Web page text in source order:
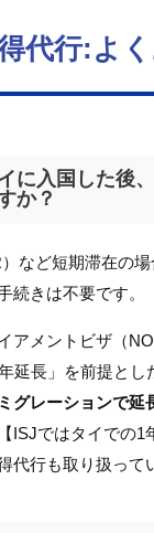
代行:よ
に入国した後
か？
など短期滞在の
続きは不要です。
アメントビザ（
延長」を前提とし
グレーションで延
ISJではタイでの1
代行も取り扱って